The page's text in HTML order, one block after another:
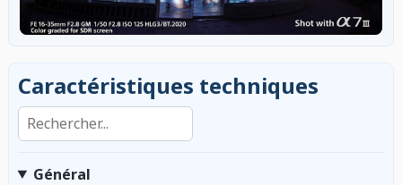
Caractéristiques techniques
Rechercher dans les caractéristiques
Général